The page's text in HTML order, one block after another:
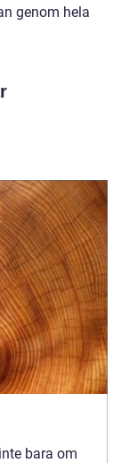
genom hela
bara om